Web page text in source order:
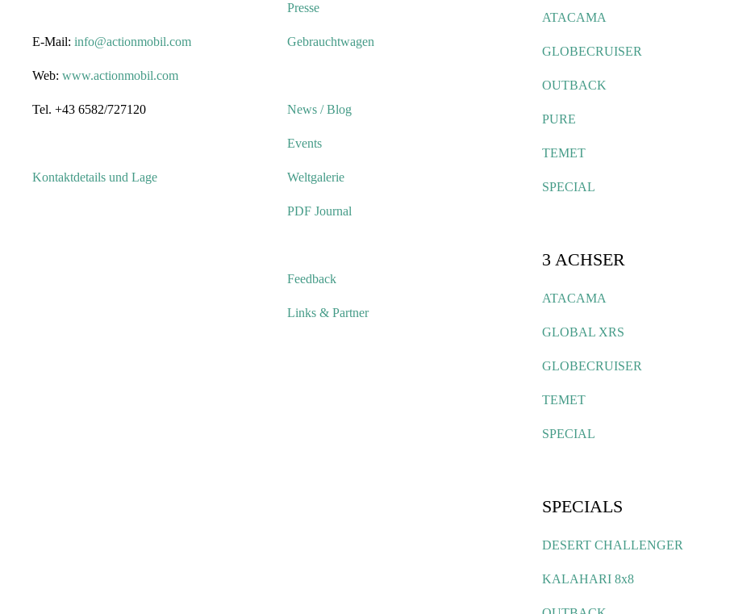
E-Mail: info@actionmobil.com
Web: www.actionmobil.com
Tel. +43 6582/727120
Kontaktdetails und Lage
Presse
Gebrauchtwagen
News / Blog
Events
Weltgalerie
PDF Journal
Feedback
Links & Partner
ATACAMA
GLOBECRUISER
OUTBACK
PURE
TEMET
SPECIAL
3 ACHSER
ATACAMA
GLOBAL XRS
GLOBECRUISER
TEMET
SPECIAL
SPECIALS
DESERT CHALLENGER
KALAHARI 8x8